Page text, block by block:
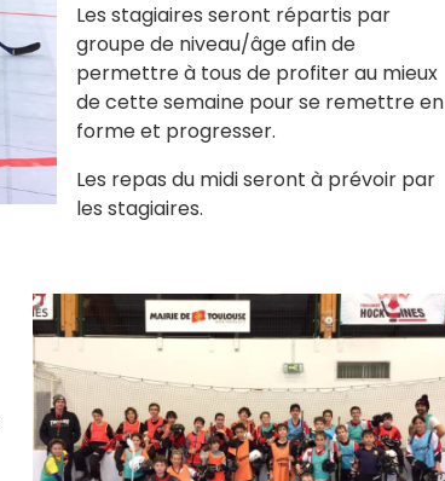
Les stagiaires seront répartis par
groupe de niveau/âge afin de
permettre à tous de profiter au mieux
de cette semaine pour se remettre en
forme et progresser.
Les repas du midi seront à prévoir par
les stagiaires.